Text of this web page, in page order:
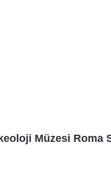
Müzesi Roma